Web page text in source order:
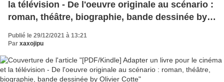
la télévision - De l'oeuvre originale au scénario :
roman, théâtre, biographie, bande dessinée by
Publié le 29/12/2021 à 13:21
Par xaxojipu